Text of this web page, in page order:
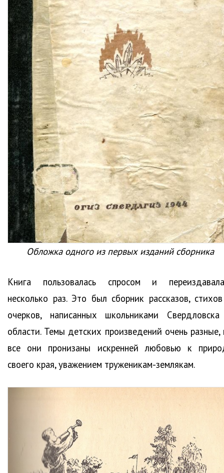
Обложка одного из первых изданий сборника
Книга пользовалась спросом и
несколько раз. Это был сборник рассказов,
очерков, написанных школьниками
области. Темы детских произведений очень разные,
все они пронизаны искренней любовью к
своего края, уважением труженикам-землякам.